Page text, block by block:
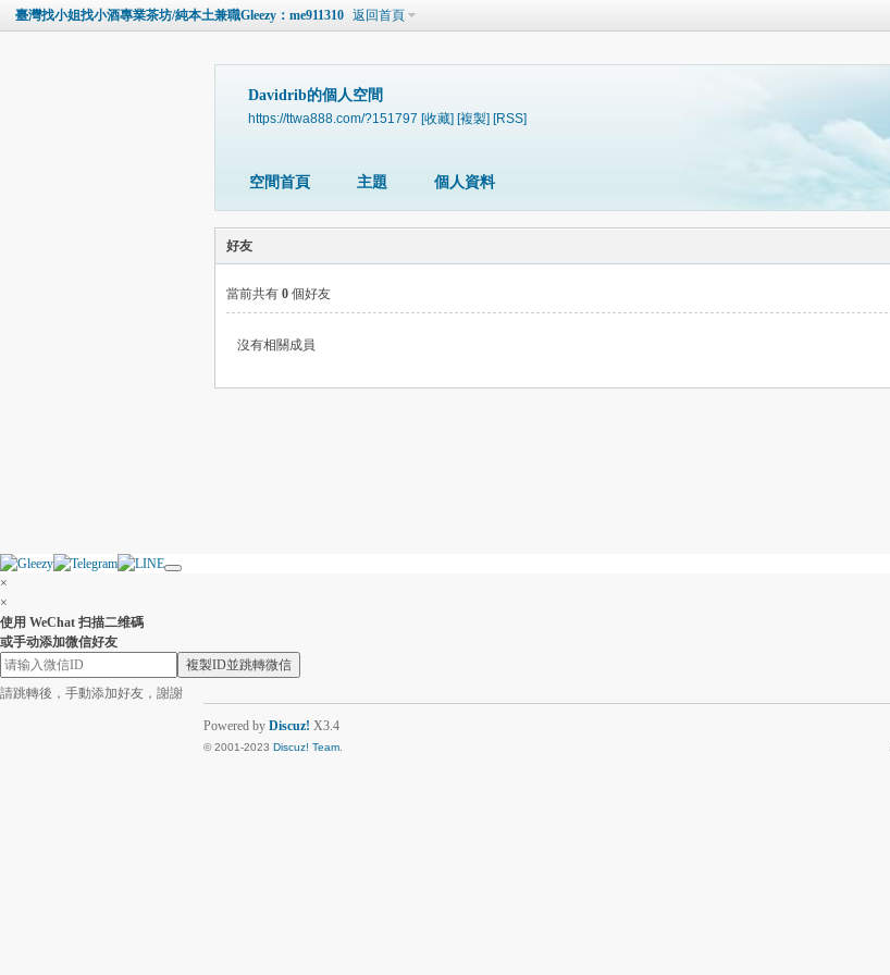
臺灣找小姐找小酒專業茶坊/純本土兼職Gleezy：me911310 返回首頁
Davidrib的個人空間
https://ttwa888.com/?151797 [收藏] [複製] [RSS]
空間首頁 主題 個人資料
好友
當前共有 0 個好友
沒有相關成員
×
×
使用 WeChat 扫描二维碼
或手动添加微信好友
複製ID並跳轉微信
請跳轉後，手動添加好友，謝謝
Powered by Discuz! X3.4
© 2001-2023 Discuz! Team